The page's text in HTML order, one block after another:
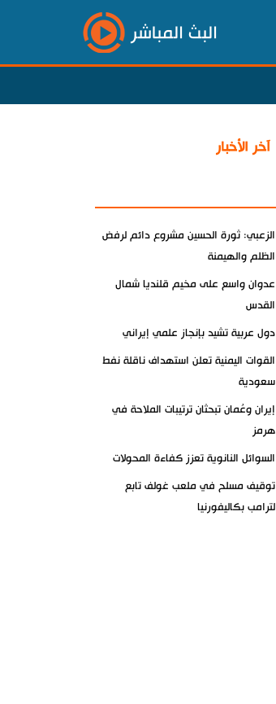
البث المباشر
آخر الأخبار
الزعبي: ثورة الحسين مشروع دائم لرفض
الظلم والهيمنة
عدوان واسع على مخيم قلنديا شمال
القدس
دول عربية تشيد بإنجاز علمي إيراني
القوات اليمنية تعلن استهداف ناقلة نفط
سعودية
إيران وعُمان تبحثان ترتيبات الملاحة في
هرمز
السوائل النانوية تعزز كفاءة المحولات
توقيف مسلح في ملعب غولف تابع
لترامب بكاليفورنيا